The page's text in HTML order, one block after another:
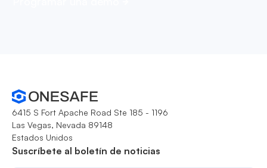
6415 S Fort Apache Road Ste 185 - 1196
Las Vegas, Nevada 89148
Estados Unidos
Suscríbete al boletín de noticias